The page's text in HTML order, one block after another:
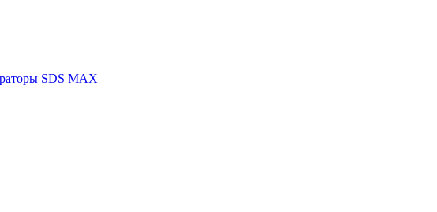
SDS MAX